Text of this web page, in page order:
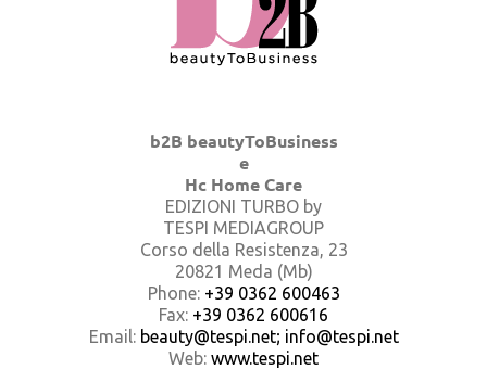
b2B beautyToBusiness
e
Hc Home Care
EDIZIONI TURBO by
TESPI MEDIAGROUP
Corso della Resistenza, 23
20821 Meda (Mb)
Phone: +39 0362 600463
Fax: +39 0362 600616
Email: beauty@tespi.net; info@tespi.net
Web: www.tespi.net